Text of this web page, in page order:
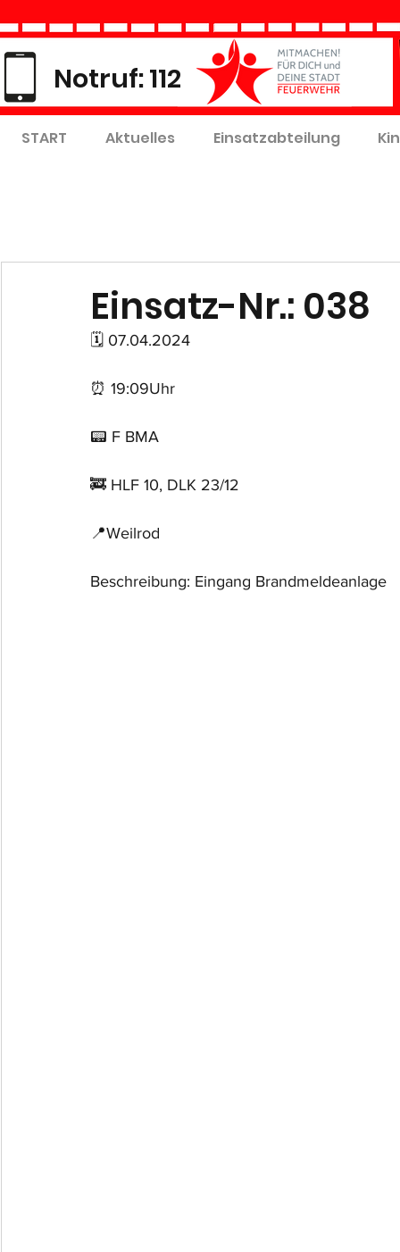
Notruf: 112
START Aktuelles Einsatzabteilung
Einsatz-Nr.: 038
🗓 07.04.2024
⏰ 19:09Uhr
📟 F BMA
🚒 HLF 10, DLK 23/12
📍Weilrod
Beschreibung: Eingang Brandmeldeanlage